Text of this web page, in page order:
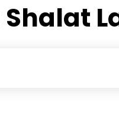
Shalat